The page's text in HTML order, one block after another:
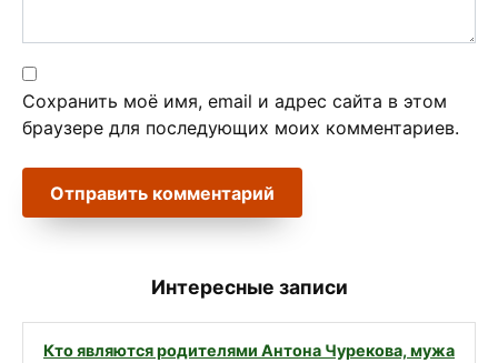
Сохранить моё имя, email и адрес сайта в этом
браузере для последующих моих комментариев.
Интересные записи
Кто являются родителями Антона Чурекова, мужа